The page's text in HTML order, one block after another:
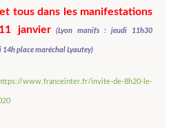
tous dans les manifestations
janvier(Lyon manifs : jeudi 11h30
place maréchal Lyautey)
https://www.franceinter.fr/invite-de-8h20-le-